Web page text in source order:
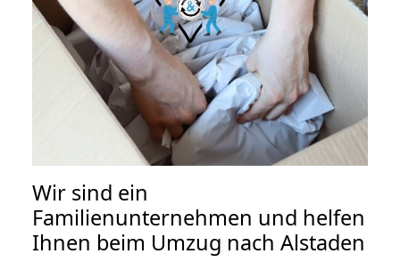
Wir sind ein
Familienunternehmen und helfen
Ihnen beim Umzug nach Alstaden